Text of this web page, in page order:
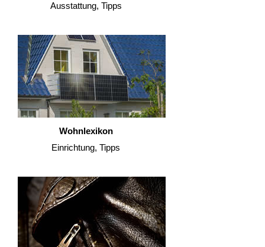
Ausstattung, Tipps
Wohnlexikon
Einrichtung, Tipps